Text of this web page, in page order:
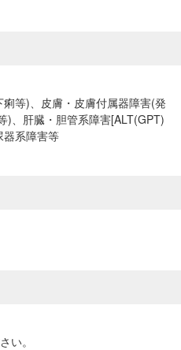
等)、皮膚・皮膚付属器障害(発
)、肝臓・胆管系障害[ALT(GPT)
器系障害等
い。